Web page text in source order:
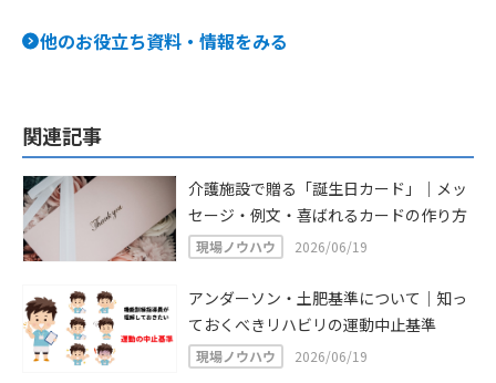
他のお役立ち資料・情報をみる
関連記事
介護施設で贈る「誕生日カード」｜メッ
セージ・例文・喜ばれるカードの作り方
現場ノウハウ 2026/06/19
アンダーソン・土肥基準について｜知っ
ておくべきリハビリの運動中止基準
現場ノウハウ 2026/06/19